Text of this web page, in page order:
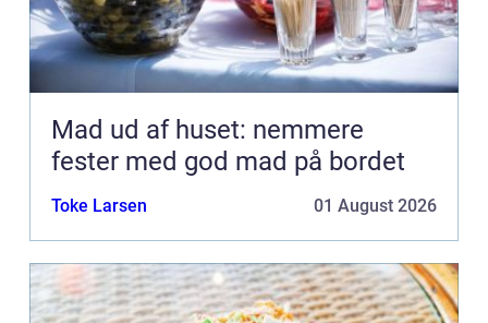
Mad ud af huset: nemmere
fester med god mad på bordet
Toke Larsen 01 August 2026